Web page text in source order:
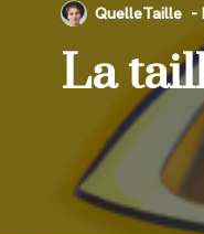
QuelleTaille
La